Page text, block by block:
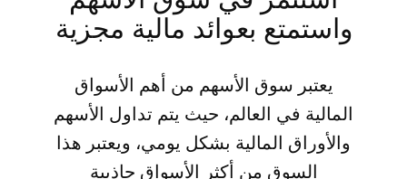
واستمتع بعوائد مالية مجزية
يعتبر سوق الأسهم من أهم الأسواق
المالية في العالم، حيث يتم تداول الأسهم
والأوراق المالية بشكل يومي، ويعتبر هذا
السوق من أكثر الأسواق جاذبية